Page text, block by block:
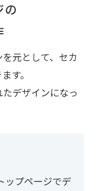
の
元として、セカ
す。
デザインになっ
ップページでデ